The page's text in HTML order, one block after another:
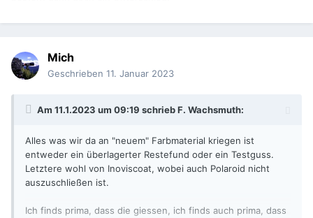
Mich
Geschrieben 11. Januar 2023
Am 11.1.2023 um 09:19 schriebF. Wachsmuth:
Alles was wir da an "neuem" Farbmaterial kriegen ist
entweder ein überlagerter Restefund oder ein Testguss.
Letztere wohl von Inoviscoat, wobei auch Polaroid nicht
auszuschließen ist.
Ich finds prima, dass die giessen, ich finds auch prima, dass